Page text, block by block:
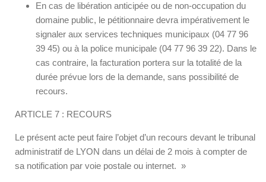
En cas de libération anticipée ou de non-occupation du
domaine public, le pétitionnaire devra impérativement le
signaler aux services techniques municipaux (04 77 96
39 45) ou à la police municipale (04 77 96 39 22). Dans le
cas contraire, la facturation portera sur la totalité de la
durée prévue lors de la demande, sans possibilité de
recours.
ARTICLE 7 : RECOURS
Le présent acte peut faire l’objet d’un recours devant le tribunal
administratif de LYON dans un délai de 2 mois à compter de
sa notification par voie postale ou internet. »